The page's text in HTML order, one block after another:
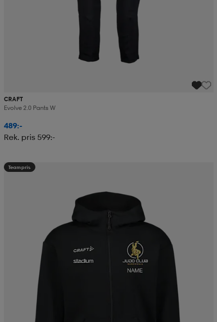
CRAFT
Evolve 2.0 Pants W
489:-
Rek. pris 599:-
Teampris